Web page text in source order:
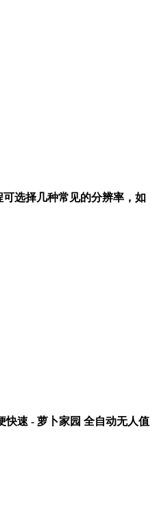
选择几种常见的分辨率，如
快速 - 萝卜家园 全自动无人值